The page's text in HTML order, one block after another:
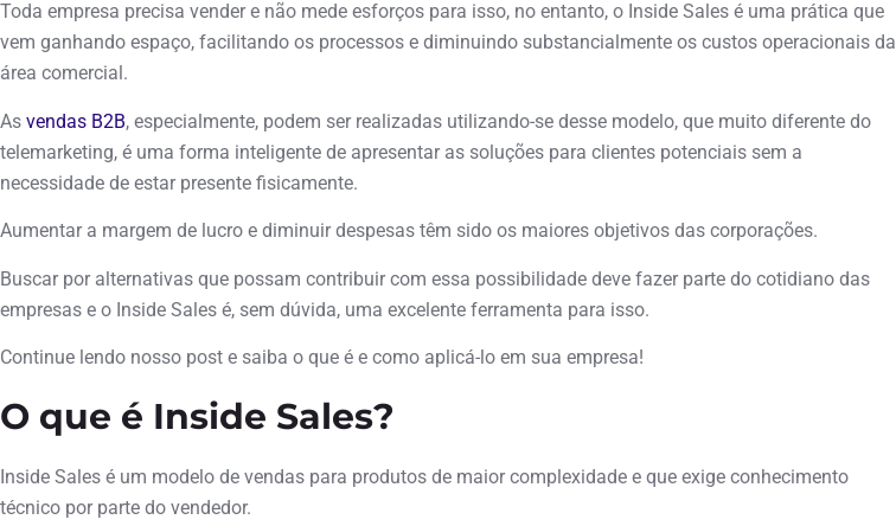
Toda empresa precisa vender e não mede esforços para isso, no entanto, o Inside Sales é uma prática que
vem ganhando espaço, facilitando os processos e diminuindo substancialmente os custos operacionais da
área comercial.
As vendas B2B, especialmente, podem ser realizadas utilizando-se desse modelo, que muito diferente do
telemarketing, é uma forma inteligente de apresentar as soluções para clientes potenciais sem a
necessidade de estar presente fisicamente.
Aumentar a margem de lucro e diminuir despesas têm sido os maiores objetivos das corporações.
Buscar por alternativas que possam contribuir com essa possibilidade deve fazer parte do cotidiano das
empresas e o Inside Sales é, sem dúvida, uma excelente ferramenta para isso.
Continue lendo nosso post e saiba o que é e como aplicá-lo em sua empresa!
O que é Inside Sales?
Inside Sales é um modelo de vendas para produtos de maior complexidade e que exige conhecimento
técnico por parte do vendedor.